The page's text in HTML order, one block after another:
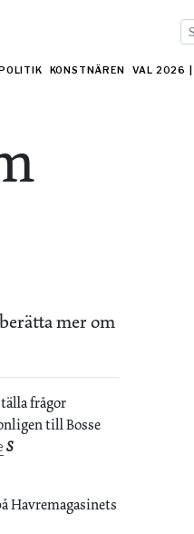
KONSTNÄREN VAL 2026
mer om
frågor
till Bosse
S
Havremagasinets